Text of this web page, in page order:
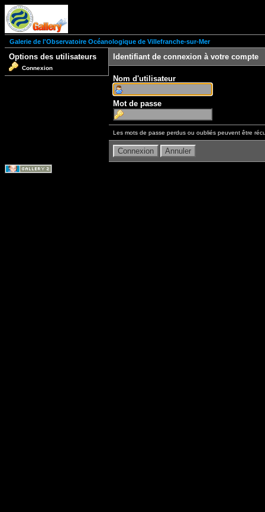
Galerie de l'Observatoire Océanologique de Villefranche-sur-Mer
Options des utilisateurs
Connexion
Identifiant de connexion à votre compte
Nom d'utilisateur
Mot de passe
Les mots de passe perdus ou oubliés peuvent être